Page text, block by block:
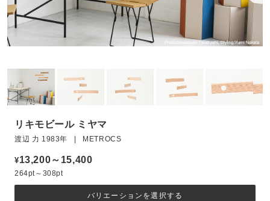
リキモビール ミヤマ
渡辺 力 1983年 | METROCS
¥13,200～15,400
264pt～308pt
バリエーションを選択する